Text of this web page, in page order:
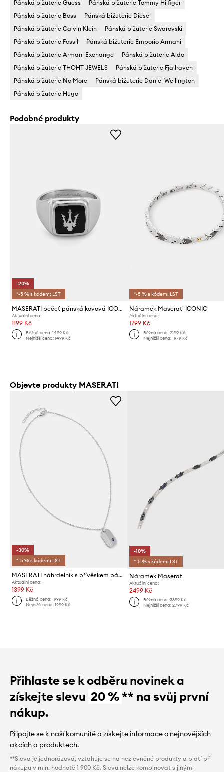
Pánská bižuterie Guess
Pánská bižuterie Tommy Hilfiger
Pánská bižuterie Boss
Pánská bižuterie Diesel
Pánská bižuterie Calvin Klein
Pánská bižuterie Swarovski
Pánská bižuterie Fossil
Pánská bižuterie Emporio Armani
Pánská bižuterie Armani Exchange
Pánská bižuterie Aldo
Pánská bižuterie THOHT JEWELS
Pánská bižuterie Fjallraven
Pánská bižuterie No More
Pánská bižuterie Daniel Wellington
Pánská bižuterie Hugo
Podobné produkty
-20%
*-5 % s kódem: LST
MASERATI pečeť pánská kovová ICONIC
Aktuální cena:
1199 Kč
Běžná cena:1499 Kč
Nejnižší cena:1499 Kč
*-5 % s kódem: LST
Náramek Maserati ICONIC
Aktuální cena:
1799 Kč
Běžná cena: 2199 Kč
Nejnižší cena: 1979 Kč
Objevte produkty MASERATI
-30%
*-5 % s kódem: LST
MASERATI náhrdelník s přívěskem pánský z nerezové oceli ICONIC
Aktuální cena:
1399 Kč
Běžná cena:1999 Kč
Nejnižší cena:1999 Kč
-10%
*-5 % s kódem: LST
Náramek Maserati
Aktuální cena:
2499 Kč
Běžná cena: 3899 Kč
Nejnižší cena: 2799 Kč
Přihlaste se k odběru novinek a
získejte slevu 20 %** na svůj první
nákup.
Připojte se k naší komunitě a získejte informace o nejnovějších
akcích a produktech.
**Sleva je jednorázová, vztahuje se na nezlevněné produkty a platí při
nákupu v min. hodnotě 1 900 Kč. Slevu nelze kombinovat s jinými